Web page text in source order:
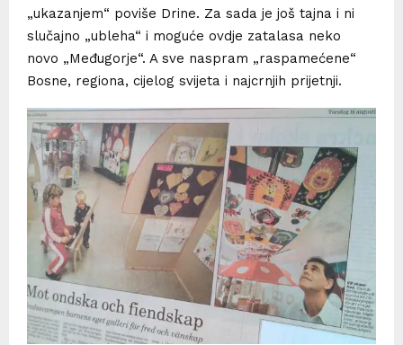
„ukazanjem“ poviše Drine. Za sada je još tajna i ni
slučajno „ubleha“ i moguće ovdje zatalasa neko
novo „Međugorje“. A sve naspram „raspamećene“
Bosne, regiona, cijelog svijeta i najcrnjih prijetnji.